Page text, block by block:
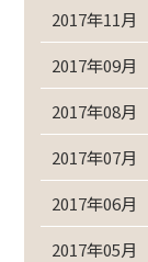
2017年11月
2017年09月
2017年08月
2017年07月
2017年06月
2017年05月